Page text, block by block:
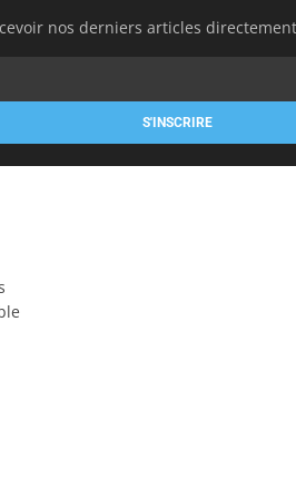
nos derniers articles
S'INSCRIRE